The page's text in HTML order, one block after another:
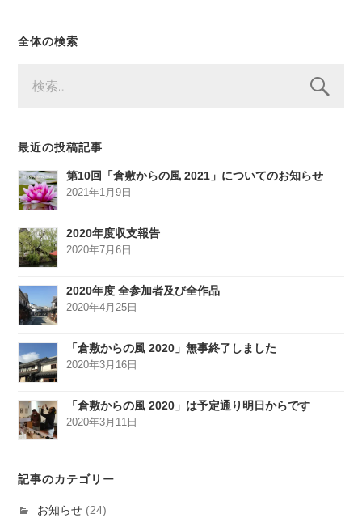
全体の検索
索:
最近の投稿記事
第10回「倉敷からの風 2021」についてのお知らせ
2021年1月9日
2020年度収支報告
2020年7月6日
2020年度 全参加者及び全作品
2020年4月25日
「倉敷からの風 2020」無事終了しました
2020年3月16日
「倉敷からの風 2020」は予定通り明日からです
2020年3月11日
記事のカテゴリー
お知らせ (24)